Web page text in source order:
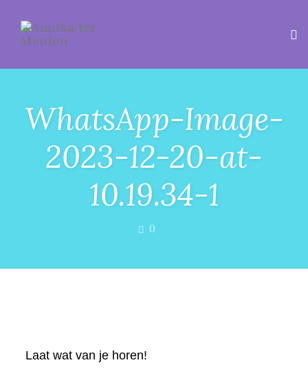
WhatsApp-Image-
2023-12-20-at-
10.19.34-1
0COMMENTS
Laat wat van je horen!